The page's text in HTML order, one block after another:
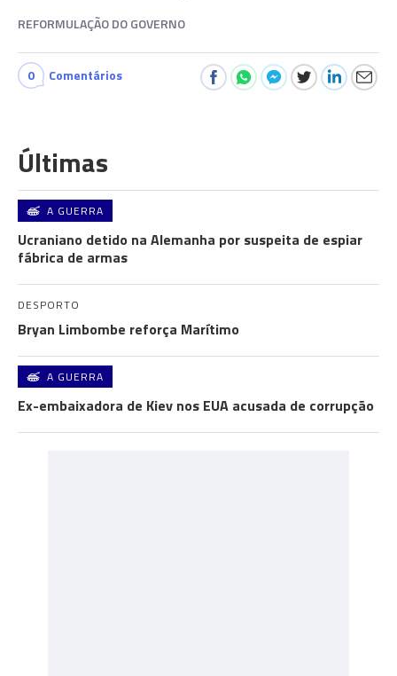
REFORMULAÇÃO DO GOVERNO
0 Comentários
Últimas
A GUERRA
Ucraniano detido na Alemanha por suspeita de espiar
fábrica de armas
DESPORTO
Bryan Limbombe reforça Marítimo
A GUERRA
Ex-embaixadora de Kiev nos EUA acusada de corrupção